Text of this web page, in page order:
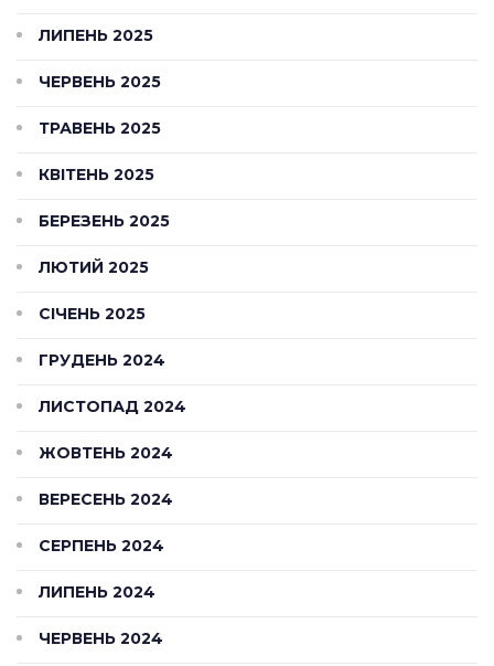
ЛИПЕНЬ 2025
ЧЕРВЕНЬ 2025
ТРАВЕНЬ 2025
КВІТЕНЬ 2025
БЕРЕЗЕНЬ 2025
ЛЮТИЙ 2025
СІЧЕНЬ 2025
ГРУДЕНЬ 2024
ЛИСТОПАД 2024
ЖОВТЕНЬ 2024
ВЕРЕСЕНЬ 2024
СЕРПЕНЬ 2024
ЛИПЕНЬ 2024
ЧЕРВЕНЬ 2024